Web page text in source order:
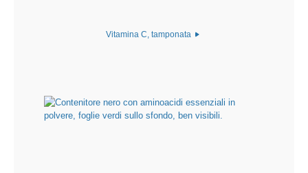
Vitamina C, tamponata